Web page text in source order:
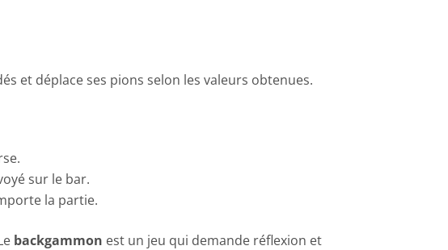
et déplace ses pions selon les valeurs obtenues.
sur le bar.
la partie.
backgammon est un jeu qui demande réflexion et